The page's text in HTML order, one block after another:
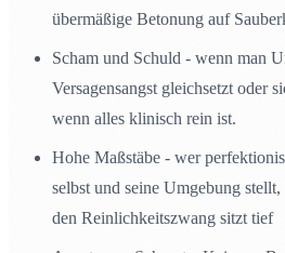
übermäßige Betonung auf
Scham und Schuld - wenn man
Versagensangst gleichsetzt oder
wenn alles klinisch rein ist.
Hohe Maßstäbe - wer
selbst und seine Umgebung
den Reinlichkeitszwang sitzt tief